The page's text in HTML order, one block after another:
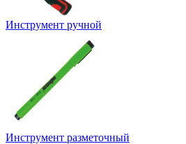
Инструмент ручной
Инструмент разметочный